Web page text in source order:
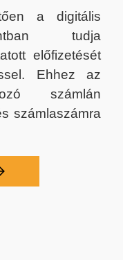
a digitális
tudja
előfizetését
Ehhez az
számlán
számlaszámra